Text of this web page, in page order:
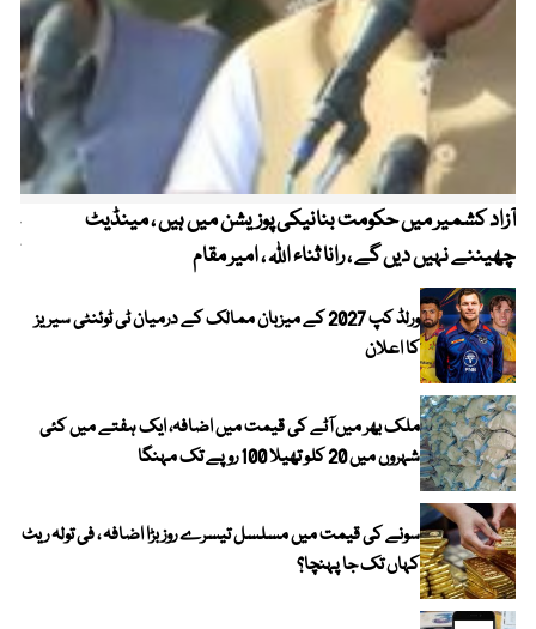
آزاد کشمیر میں حکومت بنانیکی پوزیشن میں ہیں ، مینڈیٹ
چھیننے نہیں دیں گے ، رانا ثناء اللہ ، امیر مقام
ورلڈ کپ 2027 کے میزبان ممالک کے درمیان ٹی ٹوئنٹی سیریز
کا اعلان
ملک بھر میں آٹے کی قیمت میں اضافہ، ایک ہفتے میں کئی
شہروں میں 20 کلو تھیلا 100 روپے تک مہنگا
سونے کی قیمت میں مسلسل تیسرے روز بڑا اضافہ ، فی تولہ ریٹ
کہاں تک جا پہنچا؟